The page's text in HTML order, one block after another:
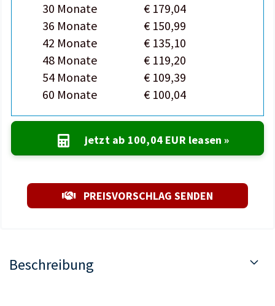
30 Monate
€ 179,04
36 Monate
€ 150,99
42 Monate
€ 135,10
48 Monate
€ 119,20
54 Monate
€ 109,39
60 Monate
€ 100,04
jetzt ab 100,04 EUR leasen »
PREISVORSCHLAG SENDEN
Beschreibung